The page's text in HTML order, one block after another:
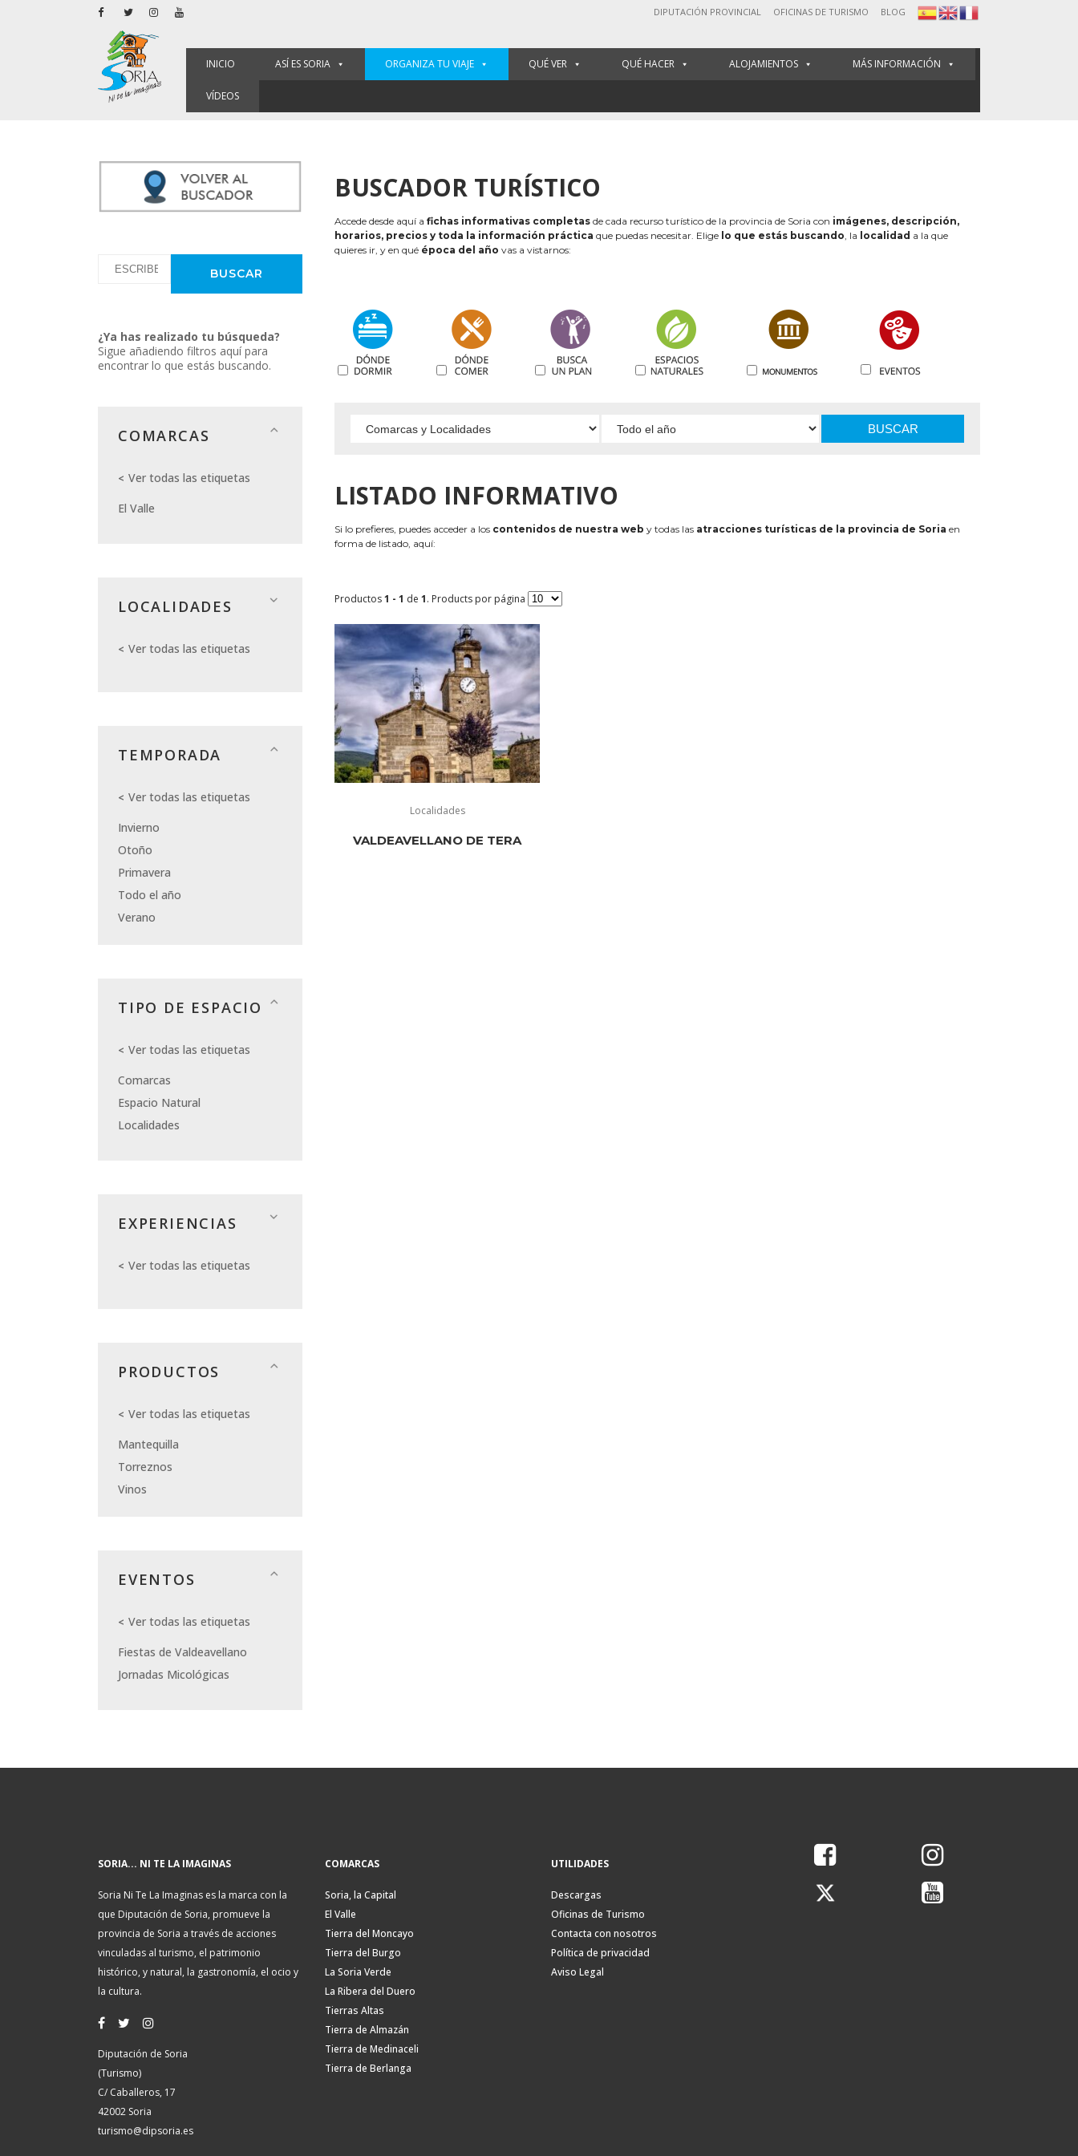
DIPUTACIÓN PROVINCIAL OFICINAS DE TURISMO BLOG
INICIO ASÍ ES SORIA ORGANIZA TU VIAJE QUÉ VER QUÉ HACER ALOJAMIENTOS MÁS INFORMACIÓN
VÍDEOS
¿Ya has realizado tu búsqueda?
Sigue añadiendo filtros aquí para
encontrar lo que estás buscando.
COMARCAS
Ver todas las etiquetas
El Valle
LOCALIDADES
Ver todas las etiquetas
TEMPORADA
Ver todas las etiquetas
Invierno
Otoño
Primavera
Todo el año
Verano
TIPO DE ESPACIO
Ver todas las etiquetas
Comarcas
Espacio Natural
Localidades
EXPERIENCIAS
Ver todas las etiquetas
PRODUCTOS
Ver todas las etiquetas
Mantequilla
Torreznos
Vinos
EVENTOS
Ver todas las etiquetas
Fiestas de Valdeavellano
Jornadas Micológicas
BUSCADOR TURÍSTICO
Accede desde aquí a fichas informativas completas de cada recurso turístico de la provincia de Soria con imágenes, descripción,
horarios, precios y toda la información práctica que puedas necesitar. Elige lo que estás buscando, la localidad a la que
quieres ir, y en qué época del año vas a vistarnos:
BUSCAR
LISTADO INFORMATIVO
Si lo prefieres, puedes acceder a los contenidos de nuestra web y todas las atracciones turísticas de la provincia de Soria en
forma de listado, aquí:
Productos1 - 1 de 1. Products por página
Localidades
VALDEAVELLANO DE TERA
SORIA... NI TE LA IMAGINAS
Soria Ni Te La Imaginas es la marca con la
que Diputación de Soria, promueve la
provincia de Soria a través de acciones
vinculadas al turismo, el patrimonio
histórico, y natural, la gastronomía, el ocio y
la cultura.
Diputación de Soria
(Turismo)
C/ Caballeros, 17
42002 Soria
turismo@dipsoria.es
COMARCAS
Soria, la Capital
El Valle
Tierra del Moncayo
Tierra del Burgo
La Soria Verde
La Ribera del Duero
Tierras Altas
Tierra de Almazán
Tierra de Medinaceli
Tierra de Berlanga
UTILIDADES
Descargas
Oficinas de Turismo
Contacta con nosotros
Política de privacidad
Aviso Legal